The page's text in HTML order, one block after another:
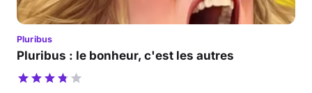
Pluribus
Pluribus : le bonheur, c'est les autres